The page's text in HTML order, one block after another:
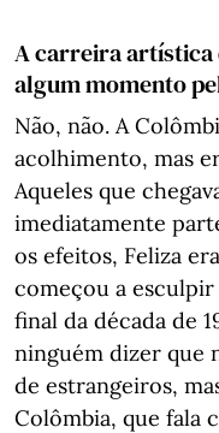
A carreira artística
algum momento
Não, não. A
acolhimento, mas
Aqueles que
imediatamente
os efeitos, Feliza
começou a esculpir
final da década de
ninguém dizer que
de estrangeiros,
Colômbia, que fala